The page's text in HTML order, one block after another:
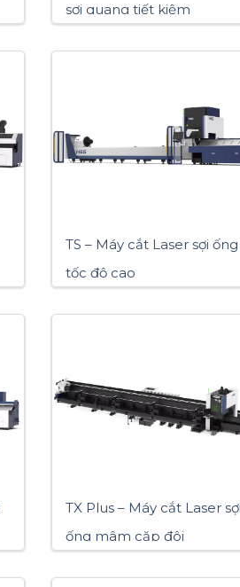
sợi quang tiết kiệm
TS – Máy cắt Laser sợi ống
tốc độ cao
TX Plus – Máy cắt Laser sợi
ống mâm cặp đôi